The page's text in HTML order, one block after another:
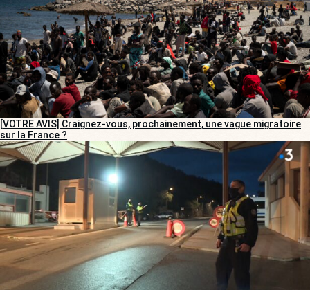
[VOTRE AVIS] Craignez-vous, prochainement, une vague migratoire
sur la France ?